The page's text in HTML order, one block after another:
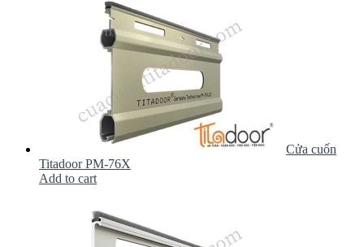
Cửa cuốn
Titadoor PM-76X
Add to cart